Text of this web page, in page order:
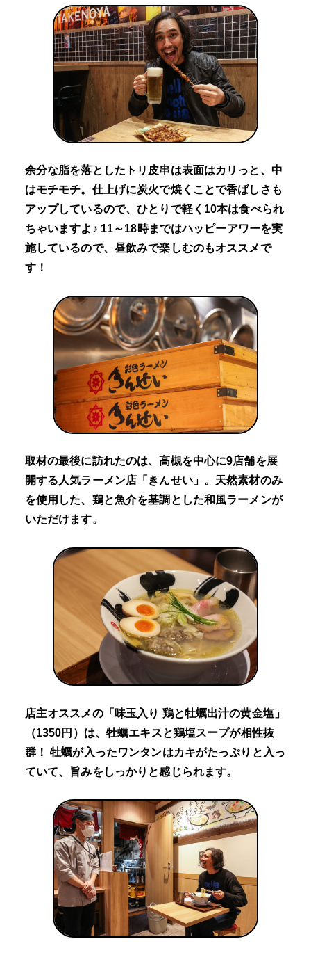
余分な脂を落としたトリ皮串は表面はカリっと、中
はモチモチ。仕上げに炭火で焼くことで香ばしさも
アップしているので、ひとりで軽く10本は食べられ
ちゃいますよ♪ 11～18時まではハッピーアワーを実
施しているので、昼飲みで楽しむのもオススメで
す！
取材の最後に訪れたのは、高槻を中心に9店舗を展
開する人気ラーメン店「きんせい」。天然素材のみ
を使用した、鶏と魚介を基調とした和風ラーメンが
いただけます。
店主オススメの「味玉入り 鶏と牡蠣出汁の黄金塩」
（1350円）は、牡蠣エキスと鶏塩スープが相性抜
群！ 牡蠣が入ったワンタンはカキがたっぷりと入っ
ていて、旨みをしっかりと感じられます。